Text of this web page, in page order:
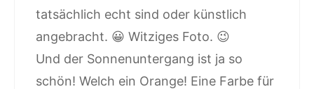
tatsächlich echt sind oder künstlich
angebracht. 😀 Witziges Foto. 😉
Und der Sonnenuntergang ist ja so
schön! Welch ein Orange! Eine Farbe für